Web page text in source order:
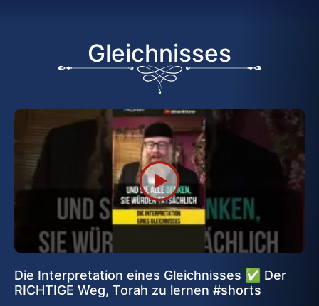
Gleichnisses
Die Interpretation eines Gleichnisses ✅ Der
RICHTIGE Weg, Torah zu lernen #shorts